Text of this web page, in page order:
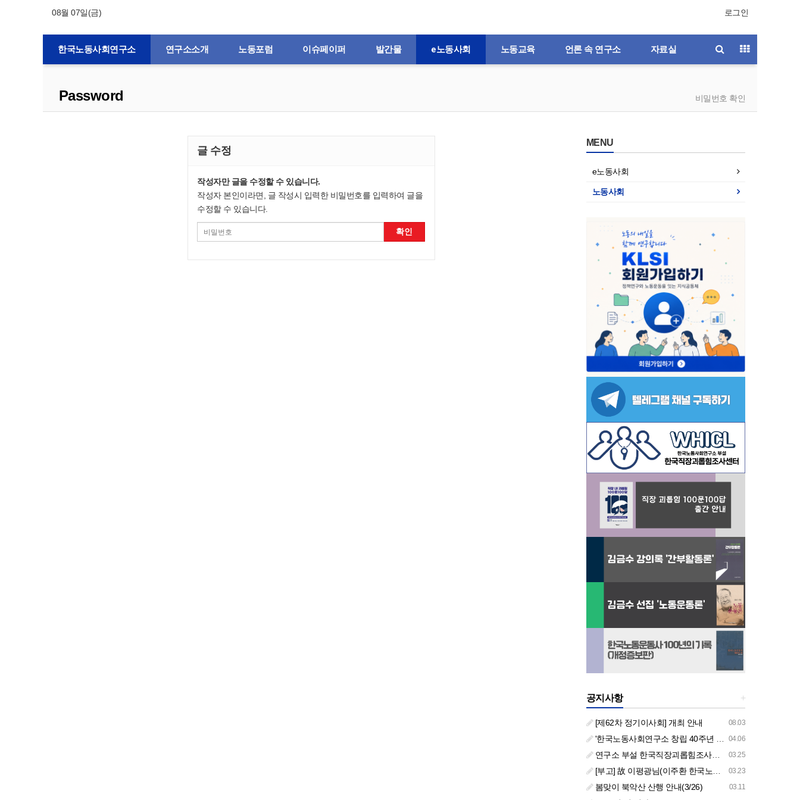
08월 07일(금) 로그인
한국노동사회연구소 연구소소개 노동포럼 이슈페이퍼 발간물 e노동사회 노동교육 언론 속 연구소 자료실
Password 비밀번호 확인
글 수정
작성자만 글을 수정할 수 있습니다.
작성자 본인이라면, 글 작성시 입력한 비밀번호를 입력하여 글을
수정할 수 있습니다.
확인
MENU
e노동사회
노동사회
+
공지사항
08.03
[제62차 정기이사회] 개최 안내
04.06
'한국노동사회연구소 창립 40주년 기념 행사 안내'
03.25
연구소 부설 한국직장괴롭힘조사센터 '2026년도 주요 사업 안내' (교육/컨설팅)
03.23
[부고] 故 이평광님(이주환 한국노동사회연구소 부소장 부친상)
03.11
봄맞이 북악산 산행 안내(3/26)